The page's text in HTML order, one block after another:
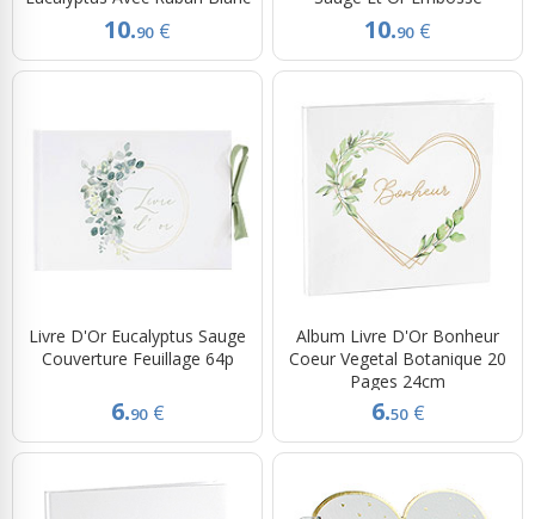
10.90 € 10.90 €
Livre D'Or Eucalyptus Sauge
Couverture Feuillage 64p
6.90 €
Album Livre D'Or Bonheur
Coeur Vegetal Botanique 20
Pages 24cm
6.50 €